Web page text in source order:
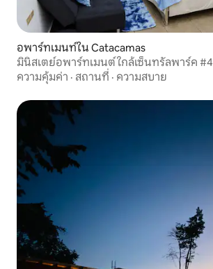
อพาร์ทเมนท์ใน Catacamas
มินิสเตย์อพาร์ทเมนต์ ใกล้เซ็นทรัลพาร์ค #4
ความคุ้มค่า · สถานที่ · ความสบาย